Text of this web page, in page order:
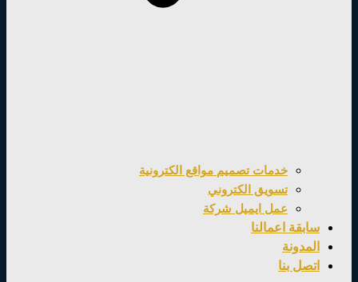
خدمات تصميم مواقع الكترونية
تسويق الكتروني
عمل ايميل شركة
سابقة اعمالنا
المدونة
اتصل بنا